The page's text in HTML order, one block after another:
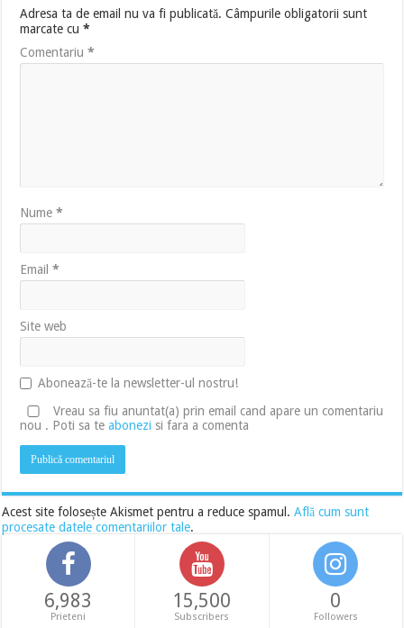
Adresa ta de email nu va fi publicată. Câmpurile obligatorii sunt
marcate cu*
Comentariu*
Nume*
Email*
Site web
Abonează-te la newsletter-ul nostru!
Vreau sa fiu anuntat(a) prin email cand apare un comentariu
nou . Poti sa teabonezi si fara a comenta
Acest site folosește Akismet pentru a reduce spamul.Află cum sunt
procesate datele comentariilor tale.
6,983
Prieteni
15,500
Subscribers
0
Followers